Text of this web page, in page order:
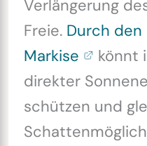
Verlängerung
Freie. Durch den
Markise
könnt
direkter
schützen und